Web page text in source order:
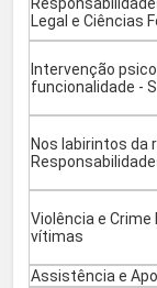
Legal e Ciências
Intervenção
funcionalidade -
Nos labirintos da
Violência e
vítimas
Assistência e